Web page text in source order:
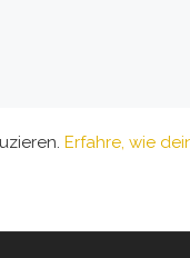
Erfahre, wie